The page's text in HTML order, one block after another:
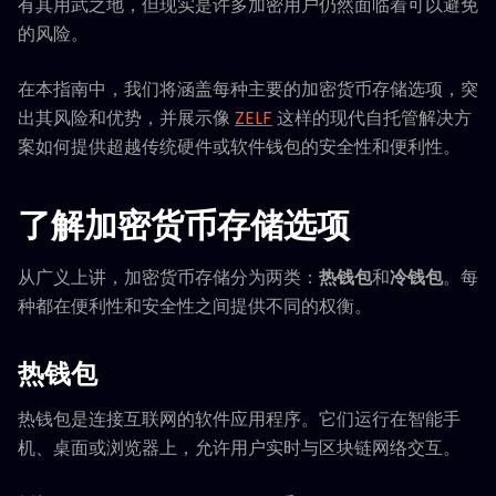
有其用武之地，但现实是许多加密用户仍然面临着可以避免
的风险。
在本指南中，我们将涵盖每种主要的加密货币存储选项，突
出其风险和优势，并展示像 ZELF 这样的现代自托管解决方
案如何提供超越传统硬件或软件钱包的安全性和便利性。
了解加密货币存储选项
从广义上讲，加密货币存储分为两类： 热钱包和冷钱包。每
种都在便利性和安全性之间提供不同的权衡。
热钱包
热钱包是连接互联网的软件应用程序。它们运行在智能手
机、桌面或浏览器上，允许用户实时与区块链网络交互。